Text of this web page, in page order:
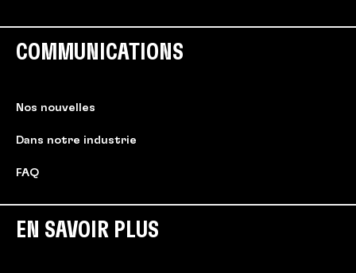
COMMUNICATIONS
Nos nouvelles
Dans notre industrie
FAQ
EN SAVOIR PLUS